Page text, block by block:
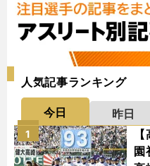
人気記事ランキング
今日 昨日
園
1